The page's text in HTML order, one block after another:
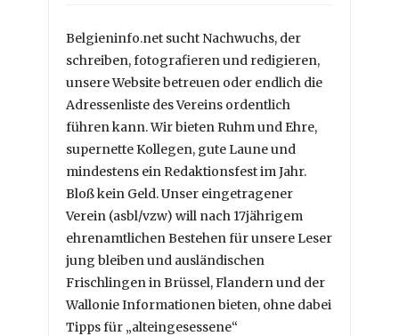
Belgieninfo.net sucht Nachwuchs, der
schreiben, fotografieren und redigieren,
unsere Website betreuen oder endlich die
Adressenliste des Vereins ordentlich
führen kann. Wir bieten Ruhm und Ehre,
supernette Kollegen, gute Laune und
mindestens ein Redaktionsfest im Jahr.
Bloß kein Geld. Unser eingetragener
Verein (asbl/vzw) will nach 17jährigem
ehrenamtlichen Bestehen für unsere Leser
jung bleiben und ausländischen
Frischlingen in Brüssel, Flandern und der
Wallonie Informationen bieten, ohne dabei
Tipps für „alteingesessene“